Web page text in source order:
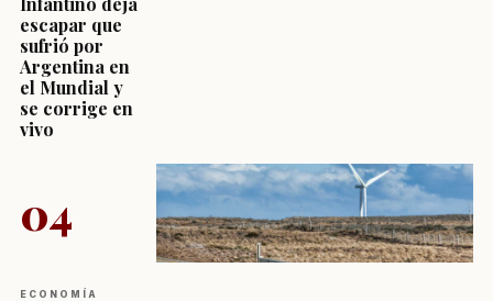
escapar que
sufrió por
Argentina en
el Mundial y
se corrige en
vivo
04
ECONOMÍA